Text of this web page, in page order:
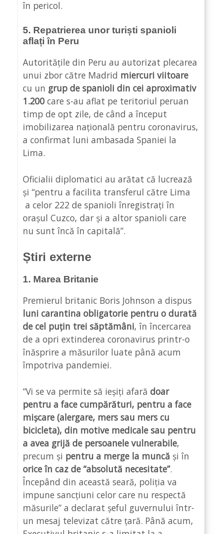
în pericol.
5. Repatrierea unor turiști spanioli
aflați în Peru
Autoritățile din Peru au autorizat plecarea
unui zbor către Madrid miercuri viitoare
cu un grup de spanioli din cei aproximativ
1.200 care s-au aflat pe teritoriul peruan
timp de opt zile, de când a început
imobilizarea națională pentru coronavirus,
a confirmat luni ambasada Spaniei la
Lima.
Oficialii diplomatici au arătat că lucrează
și “pentru a facilita transferul către Lima
a celor 222 de spanioli înregistrați în
orașul Cuzco, dar și a altor spanioli care
nu sunt încă în capitală”.
Știri externe
1. Marea Britanie
Premierul britanic Boris Johnson a dispus
luni carantina obligatorie pentru o durată
de cel puțin trei săptămâni, în încercarea
de a opri extinderea coronavirus printr-o
înăsprire a măsurilor luate până acum
împotriva pandemiei.
“Vi se va permite să ieșiți afară doar
pentru a face cumpărături, pentru a face
mișcare (alergare, mers sau mers cu
bicicleta), din motive medicale sau pentru
a avea grijă de persoanele vulnerabile,
precum și pentru a merge la muncă și în
orice în caz de “absolută necesitate”.
Începând din această seară, poliția va
impune sancțiuni celor care nu respectă
măsurile” a declarat șeful guvernului într-
un mesaj televizat către țară. Până acum,